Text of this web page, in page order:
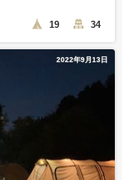
19 34
2022年9月13日